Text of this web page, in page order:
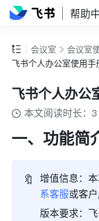
帮助
会议室 会议室
飞书个人办公室使用手
飞书个人办公
本文阅读时长：
一、功能简
🔖 增值信息：
系客服或客户
版本要求：